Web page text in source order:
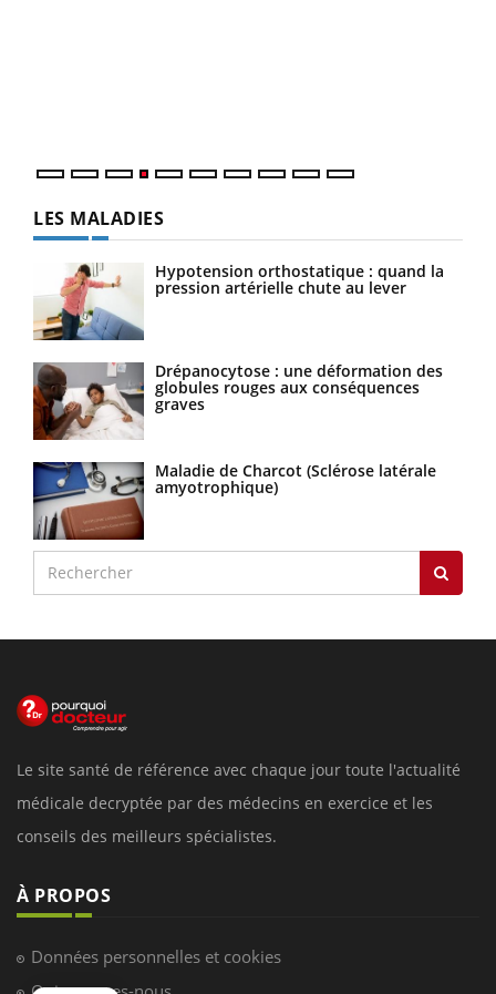
LES MALADIES
Hypotension orthostatique : quand la
pression artérielle chute au lever
Drépanocytose : une déformation des
globules rouges aux conséquences
graves
Maladie de Charcot (Sclérose latérale
amyotrophique)
Le site santé de référence avec chaque jour toute l'actualité
médicale decryptée par des médecins en exercice et les
conseils des meilleurs spécialistes.
À PROPOS
Données personnelles et cookies